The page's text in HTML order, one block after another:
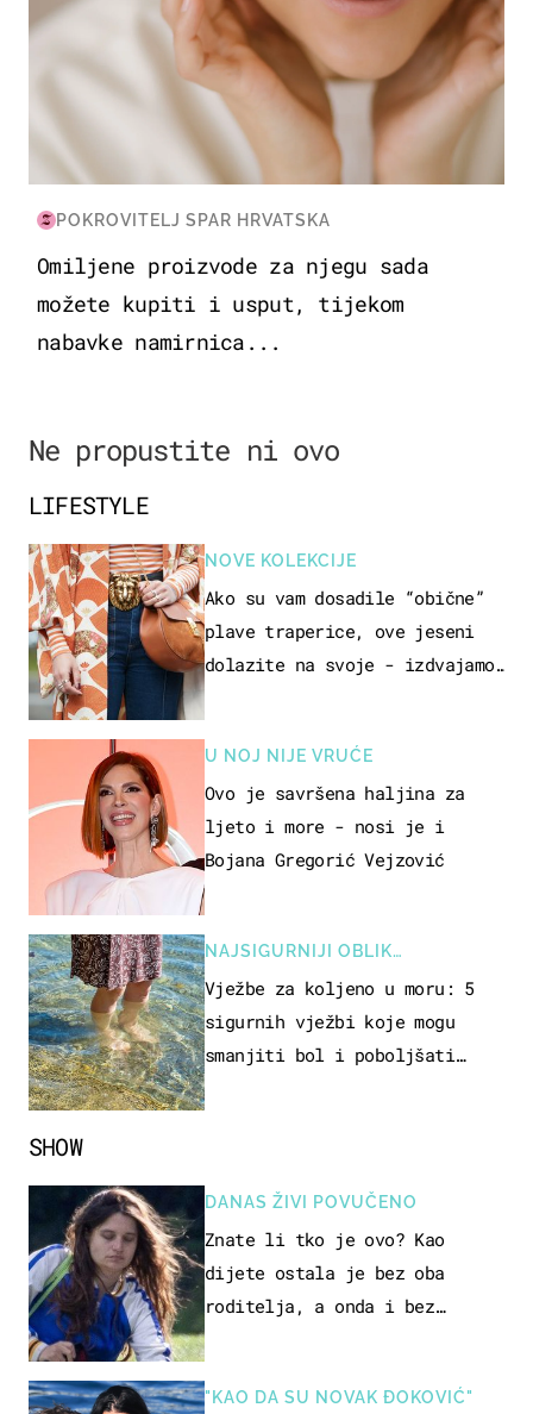
POKROVITELJ SPAR HRVATSKA
Omiljene proizvode za njegu sada
možete kupiti i usput, tijekom
nabavke namirnica...
Ne propustite ni ovo
SHOW
DANAS ŽIVI POVUČENO
Znate li tko je ovo? Kao
dijete ostala je bez oba
roditelja, a onda i bez
"KAO DA SU NOVAK ĐOKOVIĆ"
LIFESTYLE
NOVE KOLEKCIJE
Ako su vam dosadile “obične”
plave traperice, ove jeseni
dolazite na svoje - izdvajamo
U NOJ NIJE VRUĆE
Ovo je savršena haljina za
ljeto i more - nosi je i
Bojana Gregorić Vejzović
NAJSIGURNIJI OBLIK
REKREACIJE
Vježbe za koljeno u moru: 5
sigurnih vježbi koje mogu
smanjiti bol i poboljšati